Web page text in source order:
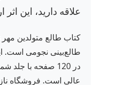
علاقه دارید، این
کتاب طالع متولدین
طالع‌بینی نجومی است.
در 120 صفحه با
عالی است. فروشگاه